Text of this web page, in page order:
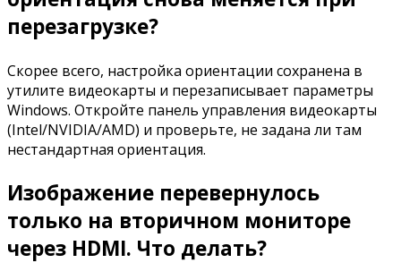
перезагрузке?
Скорее всего, настройка ориентации сохранена в
утилите видеокарты и перезаписывает параметры
Windows. Откройте панель управления видеокарты
(Intel/NVIDIA/AMD) и проверьте, не задана ли там
нестандартная ориентация.
Изображение перевернулось
только на вторичном мониторе
через HDMI. Что делать?